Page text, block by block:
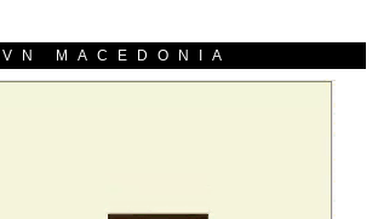
MACEDONIA